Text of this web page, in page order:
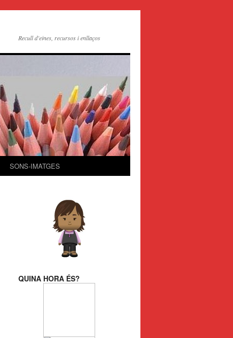
Recull d'eines, recursos i enllaços
SONS-IMATGES
QUINA HORA ÉS?